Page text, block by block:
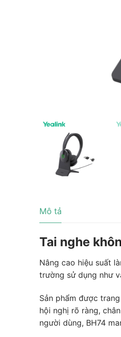
Mô tả
Tai nghe
Nâng cao hiệu suất
trường sử dụng như
Sản phẩm được
hội nghị rõ ràng,
người dùng, BH74